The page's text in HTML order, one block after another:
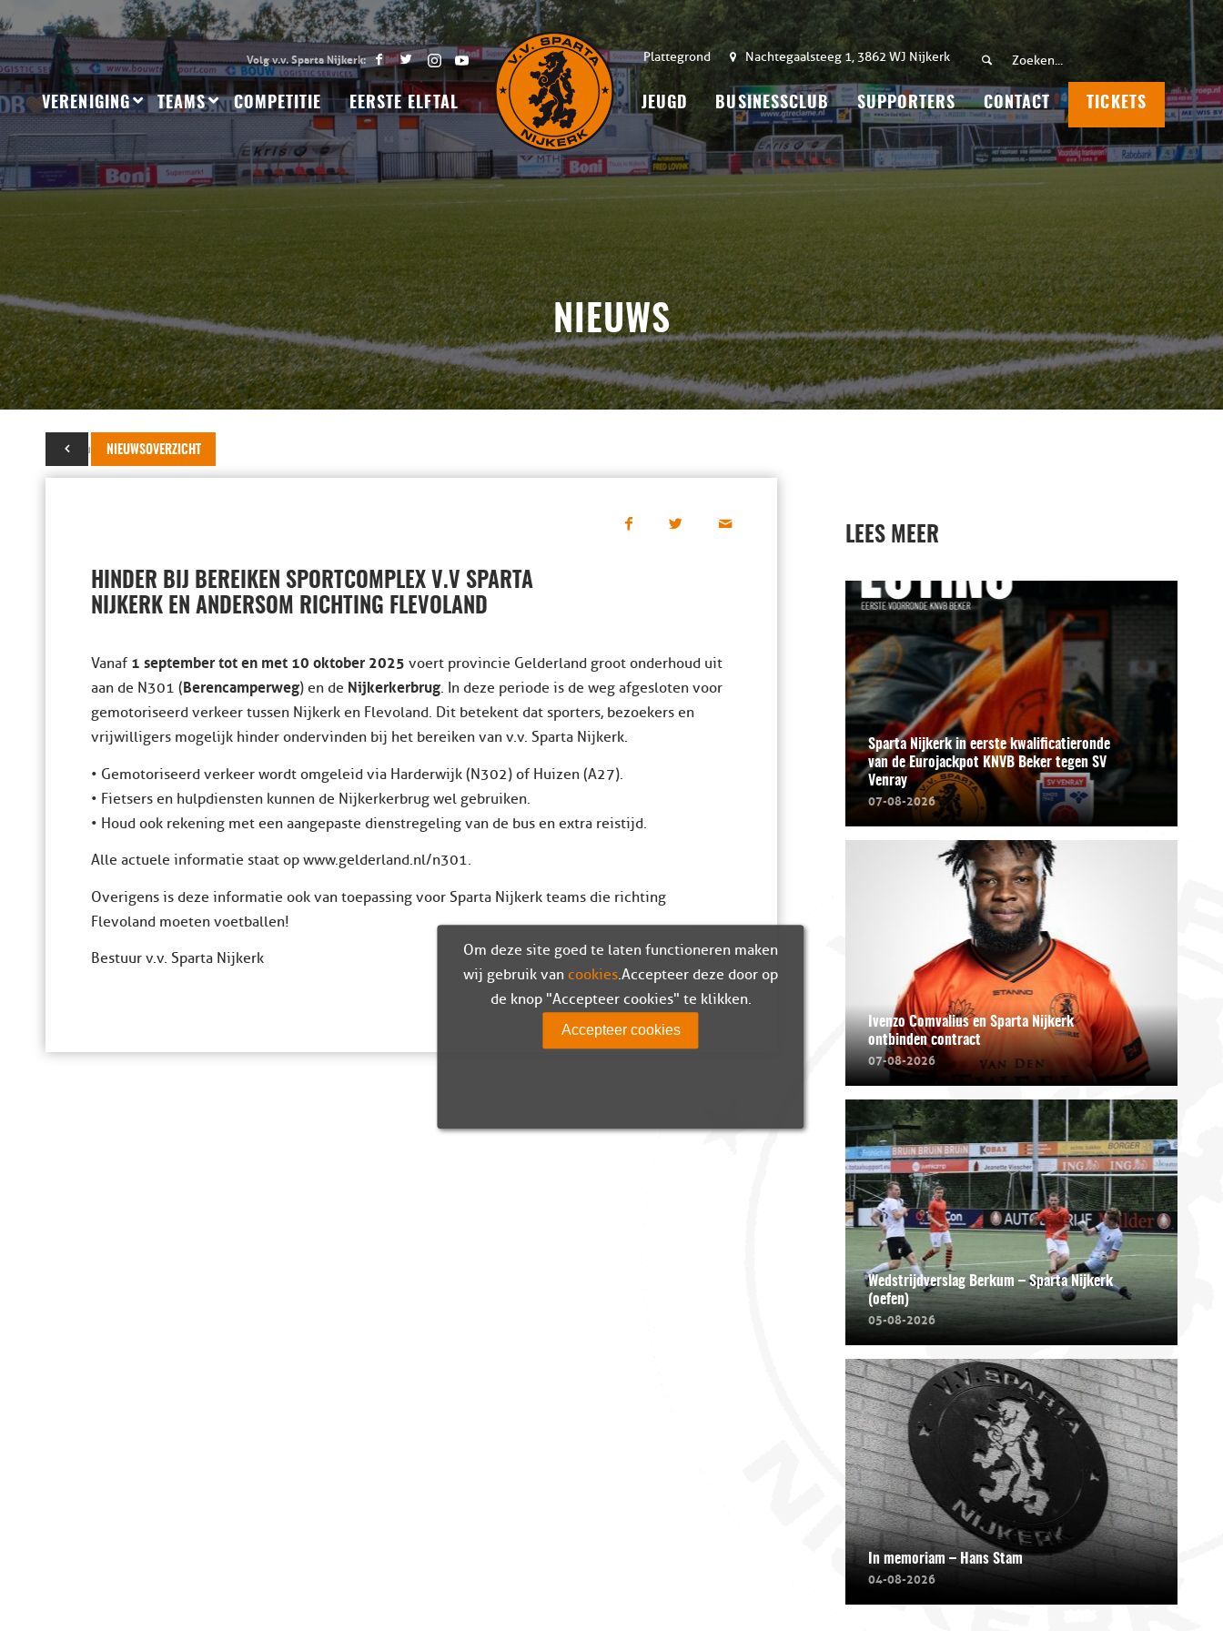
Plattegrond Nachtegaalsteeg 1, 3862 WJ Nijkerk
VERENIGING TEAMS COMPETITIE EERSTE ELFTAL JEUGD BUSINESSCLUB SUPPORTERS CONTACT TICKETS
NIEUWS
NIEUWSOVERZICHT
30 augustus 2025
HINDER BIJ BEREIKEN SPORTCOMPLEX V.V SPARTA
NIJKERK EN ANDERSOM RICHTING FLEVOLAND
Vanaf 1 september tot en met 10 oktober 2025 voert provincie Gelderland groot onderhoud uit
aan de N301 (Berencamperweg) en de Nijkerkerbrug. In deze periode is de weg afgesloten voor
gemotoriseerd verkeer tussen Nijkerk en Flevoland. Dit betekent dat sporters, bezoekers en
vrijwilligers mogelijk hinder ondervinden bij het bereiken van v.v. Sparta Nijkerk.
• Gemotoriseerd verkeer wordt omgeleid via Harderwijk (N302) of Huizen (A27).
• Fietsers en hulpdiensten kunnen de Nijkerkerbrug wel gebruiken.
• Houd ook rekening met een aangepaste dienstregeling van de bus en extra reistijd.
Alle actuele informatie staat op www.gelderland.nl/n301.
Overigens is deze informatie ook van toepassing voor Sparta Nijkerk teams die richting
Flevoland moeten voetballen!
Bestuur v.v. Sparta Nijkerk
LEES MEER
Sparta Nijkerk in eerste kwalificatieronde
van de Eurojackpot KNVB Beker tegen SV
Venray
07-08-2026
Ivenzo Comvalius en Sparta Nijkerk
ontbinden contract
07-08-2026
Wedstrijdverslag Berkum – Sparta Nijkerk
(oefen)
05-08-2026
In memoriam – Hans Stam
04-08-2026
Om deze site goed te laten functioneren maken
wij gebruik van cookies. Accepteer deze door op
de knop "Accepteer cookies" te klikken.
Accepteer cookies